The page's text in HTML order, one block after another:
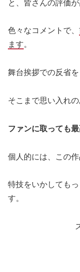
と、皆さんの評価が
色々なコメントで、
ます。
舞台挨拶での反省
そこまで思い入れ
ファンに取っても
個人的には、この
特技をいかしても
す。